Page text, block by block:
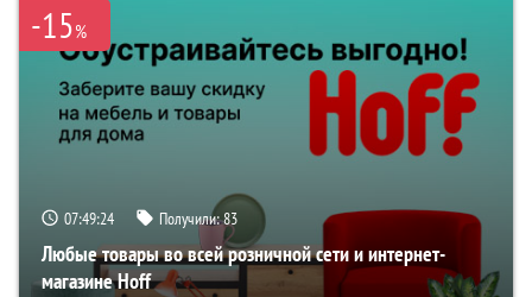
-15%
07:49:23 Получили:83
Любые товары во всей розничной сети и интернет-
магазине Hoff